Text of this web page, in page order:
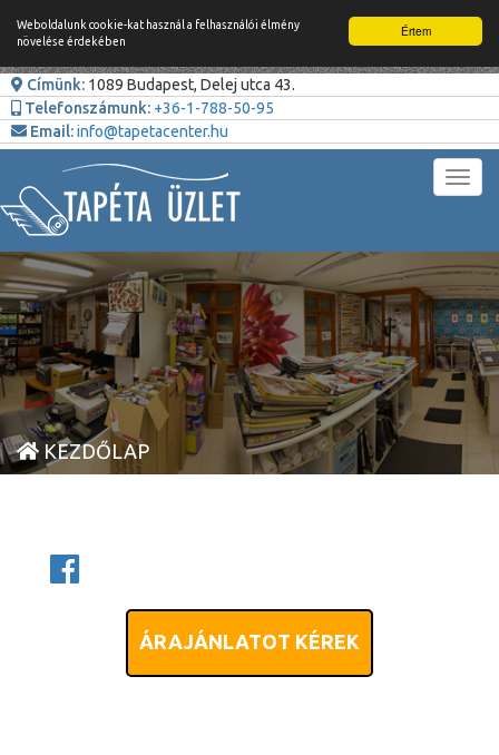
Értem
Weboldalunk cookie-kat használ a felhasználói élmény
növelése érdekében
Címünk: 1089 Budapest, Delej utca 43.
Telefonszámunk: +36-1-788-50-95
Email:info@tapetacenter.hu
KEZDŐLAP
ÁRAJÁNLATOT KÉREK